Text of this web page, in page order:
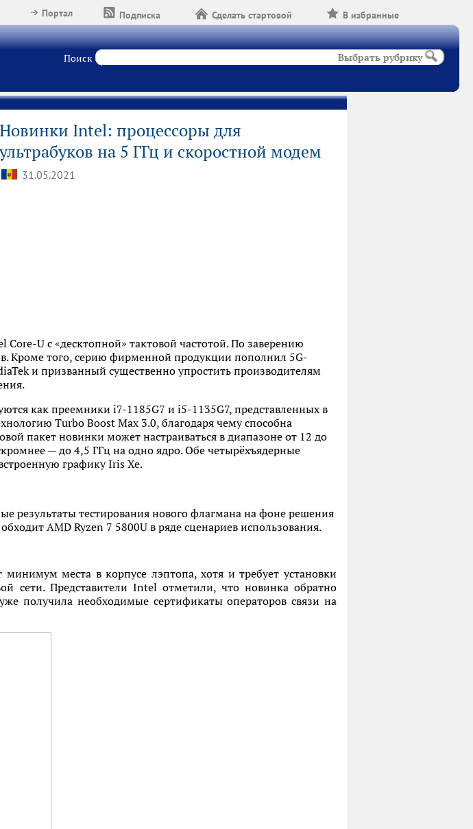
В избранные
Сделать стартовой
Подписка
Портал
Поиск Выбрать рубрику
Новинки Intel: процессоры для
ультрабуков на 5 ГГц и скоростной модем
31.05.2021
U c «десктопной» тактовой частотой. По заверению
Кроме того, серию фирменной продукции пополнил 5G-
и призванный существенно упростить производителям
как преемники i7-1185G7 и i5-1135G7, представленных в
Turbo Boost Max 3.0, благодаря чему способна
пакет новинки может настраиваться в диапазоне от 12 до
— до 4,5 ГГц на одно ядро. Обе четырёхъядерные
графику Iris Xe.
результаты тестирования нового флагмана на фоне решения
AMD Ryzen 7 5800U в ряде сценариев использования.
места в корпусе лэптопа, хотя и требует установки
сети. Представители Intel отметили, что новинка обратно
получила необходимые сертификаты операторов связи на